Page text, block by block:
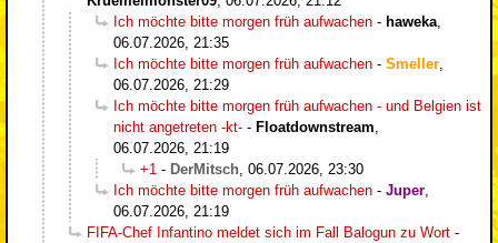
Ich möchte bitte morgen früh aufwachen - haweka
06.07.2026, 21:35
Ich möchte bitte morgen früh aufwachen - Smeller
06.07.2026, 21:29
Ich möchte bitte morgen früh aufwachen - und Belgien ist
nicht angetreten -kt- - Floatdownstream
06.07.2026, 21:19
+1 - DerMitsch 06.07.2026, 23:30
Ich möchte bitte morgen früh aufwachen - Juper
06.07.2026, 21:19
FIFA-Chef Infantino meldet sich im Fall Balogun zu Wort -